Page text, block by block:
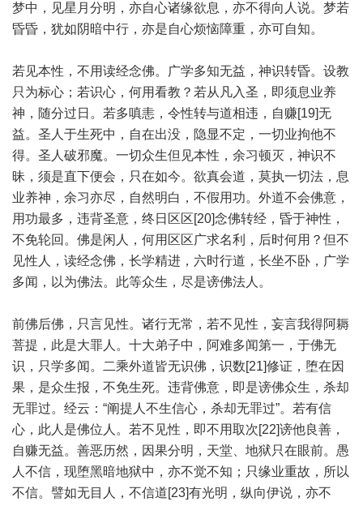
梦中，见星月分明，亦自心诸缘欲息，亦不得向人说。梦若
昏昏，犹如阴暗中行，亦是自心烦恼障重，亦可自知。
若见本性，不用读经念佛。广学多知无益，神识转昏。设教
只为标心；若识心，何用看教？若从凡入圣，即须息业养
神，随分过日。若多嗔恚，令性转与道相违，自赚[19]无
益。圣人于生死中，自在出没，隐显不定，一切业拘他不
得。圣人破邪魔。一切众生但见本性，余习顿灭，神识不
昧，须是直下便会，只在如今。欲真会道，莫执一切法，息
业养神，余习亦尽，自然明白，不假用功。外道不会佛意，
用功最多，违背圣意，终日区区[20]念佛转经，昏于神性，
不免轮回。佛是闲人，何用区区广求名利，后时何用？但不
见性人，读经念佛，长学精进，六时行道，长坐不卧，广学
多闻，以为佛法。此等众生，尽是谤佛法人。
前佛后佛，只言见性。诸行无常，若不见性，妄言我得阿耨
菩提，此是大罪人。十大弟子中，阿难多闻第一，于佛无
识，只学多闻。二乘外道皆无识佛，识数[21]修证，堕在因
果，是众生报，不免生死。违背佛意，即是谤佛众生，杀却
无罪过。经云：“阐提人不生信心，杀却无罪过”。若有信
心，此人是佛位人。若不见性，即不用取次[22]谤他良善，
自赚无益。善恶历然，因果分明，天堂、地狱只在眼前。愚
人不信，现堕黑暗地狱中，亦不觉不知；只缘业重故，所以
不信。譬如无目人，不信道[23]有光明，纵向伊说，亦不